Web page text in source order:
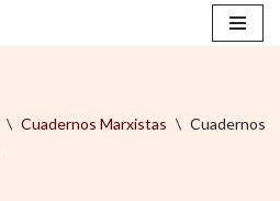
\ Cuadernos Marxistas \ Cuadernos